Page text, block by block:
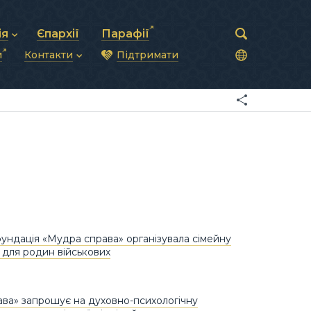
рада
та комунікації
Єпархії Парафії
Контакти
Синоди Єпископів
Підтримати
«Мудра справа» організувала сімейну
для родин військових
запрошує на духовно-психологічну